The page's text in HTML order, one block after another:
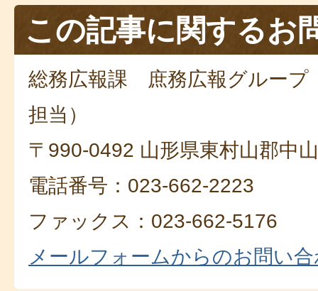
この記事に関するお
総務広報課 庶務広報グループ
担当）
〒990-0492 山形県東村山郡中
電話番号：023-662-2223
ファックス：023-662-5176
メールフォームからのお問い